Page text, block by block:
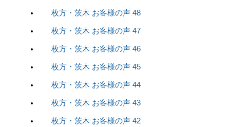
枚方・茨木 お客様の声 48
枚方・茨木 お客様の声 47
枚方・茨木 お客様の声 46
枚方・茨木 お客様の声 45
枚方・茨木 お客様の声 44
枚方・茨木 お客様の声 43
枚方・茨木 お客様の声 42